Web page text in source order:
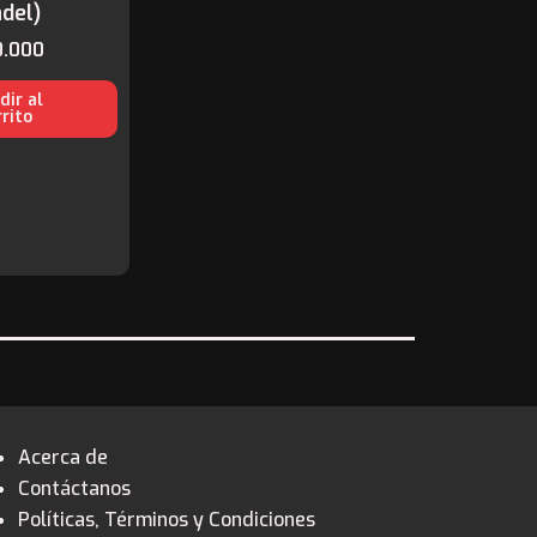
al
Acerca de
Contáctanos
Políticas, Términos y Condiciones